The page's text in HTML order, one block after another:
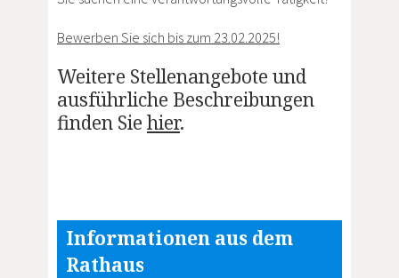
Bewerben Sie sich bis zum 23.02.2025!
Weitere Stellenangebote und
ausführliche Beschreibungen
finden Sie hier.
Informationen aus dem
Rathaus